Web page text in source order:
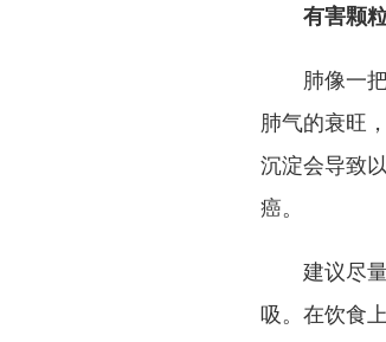
有害颗
肺像一
肺气的衰旺
沉淀会导致
癌。
建议尽
吸。在饮食